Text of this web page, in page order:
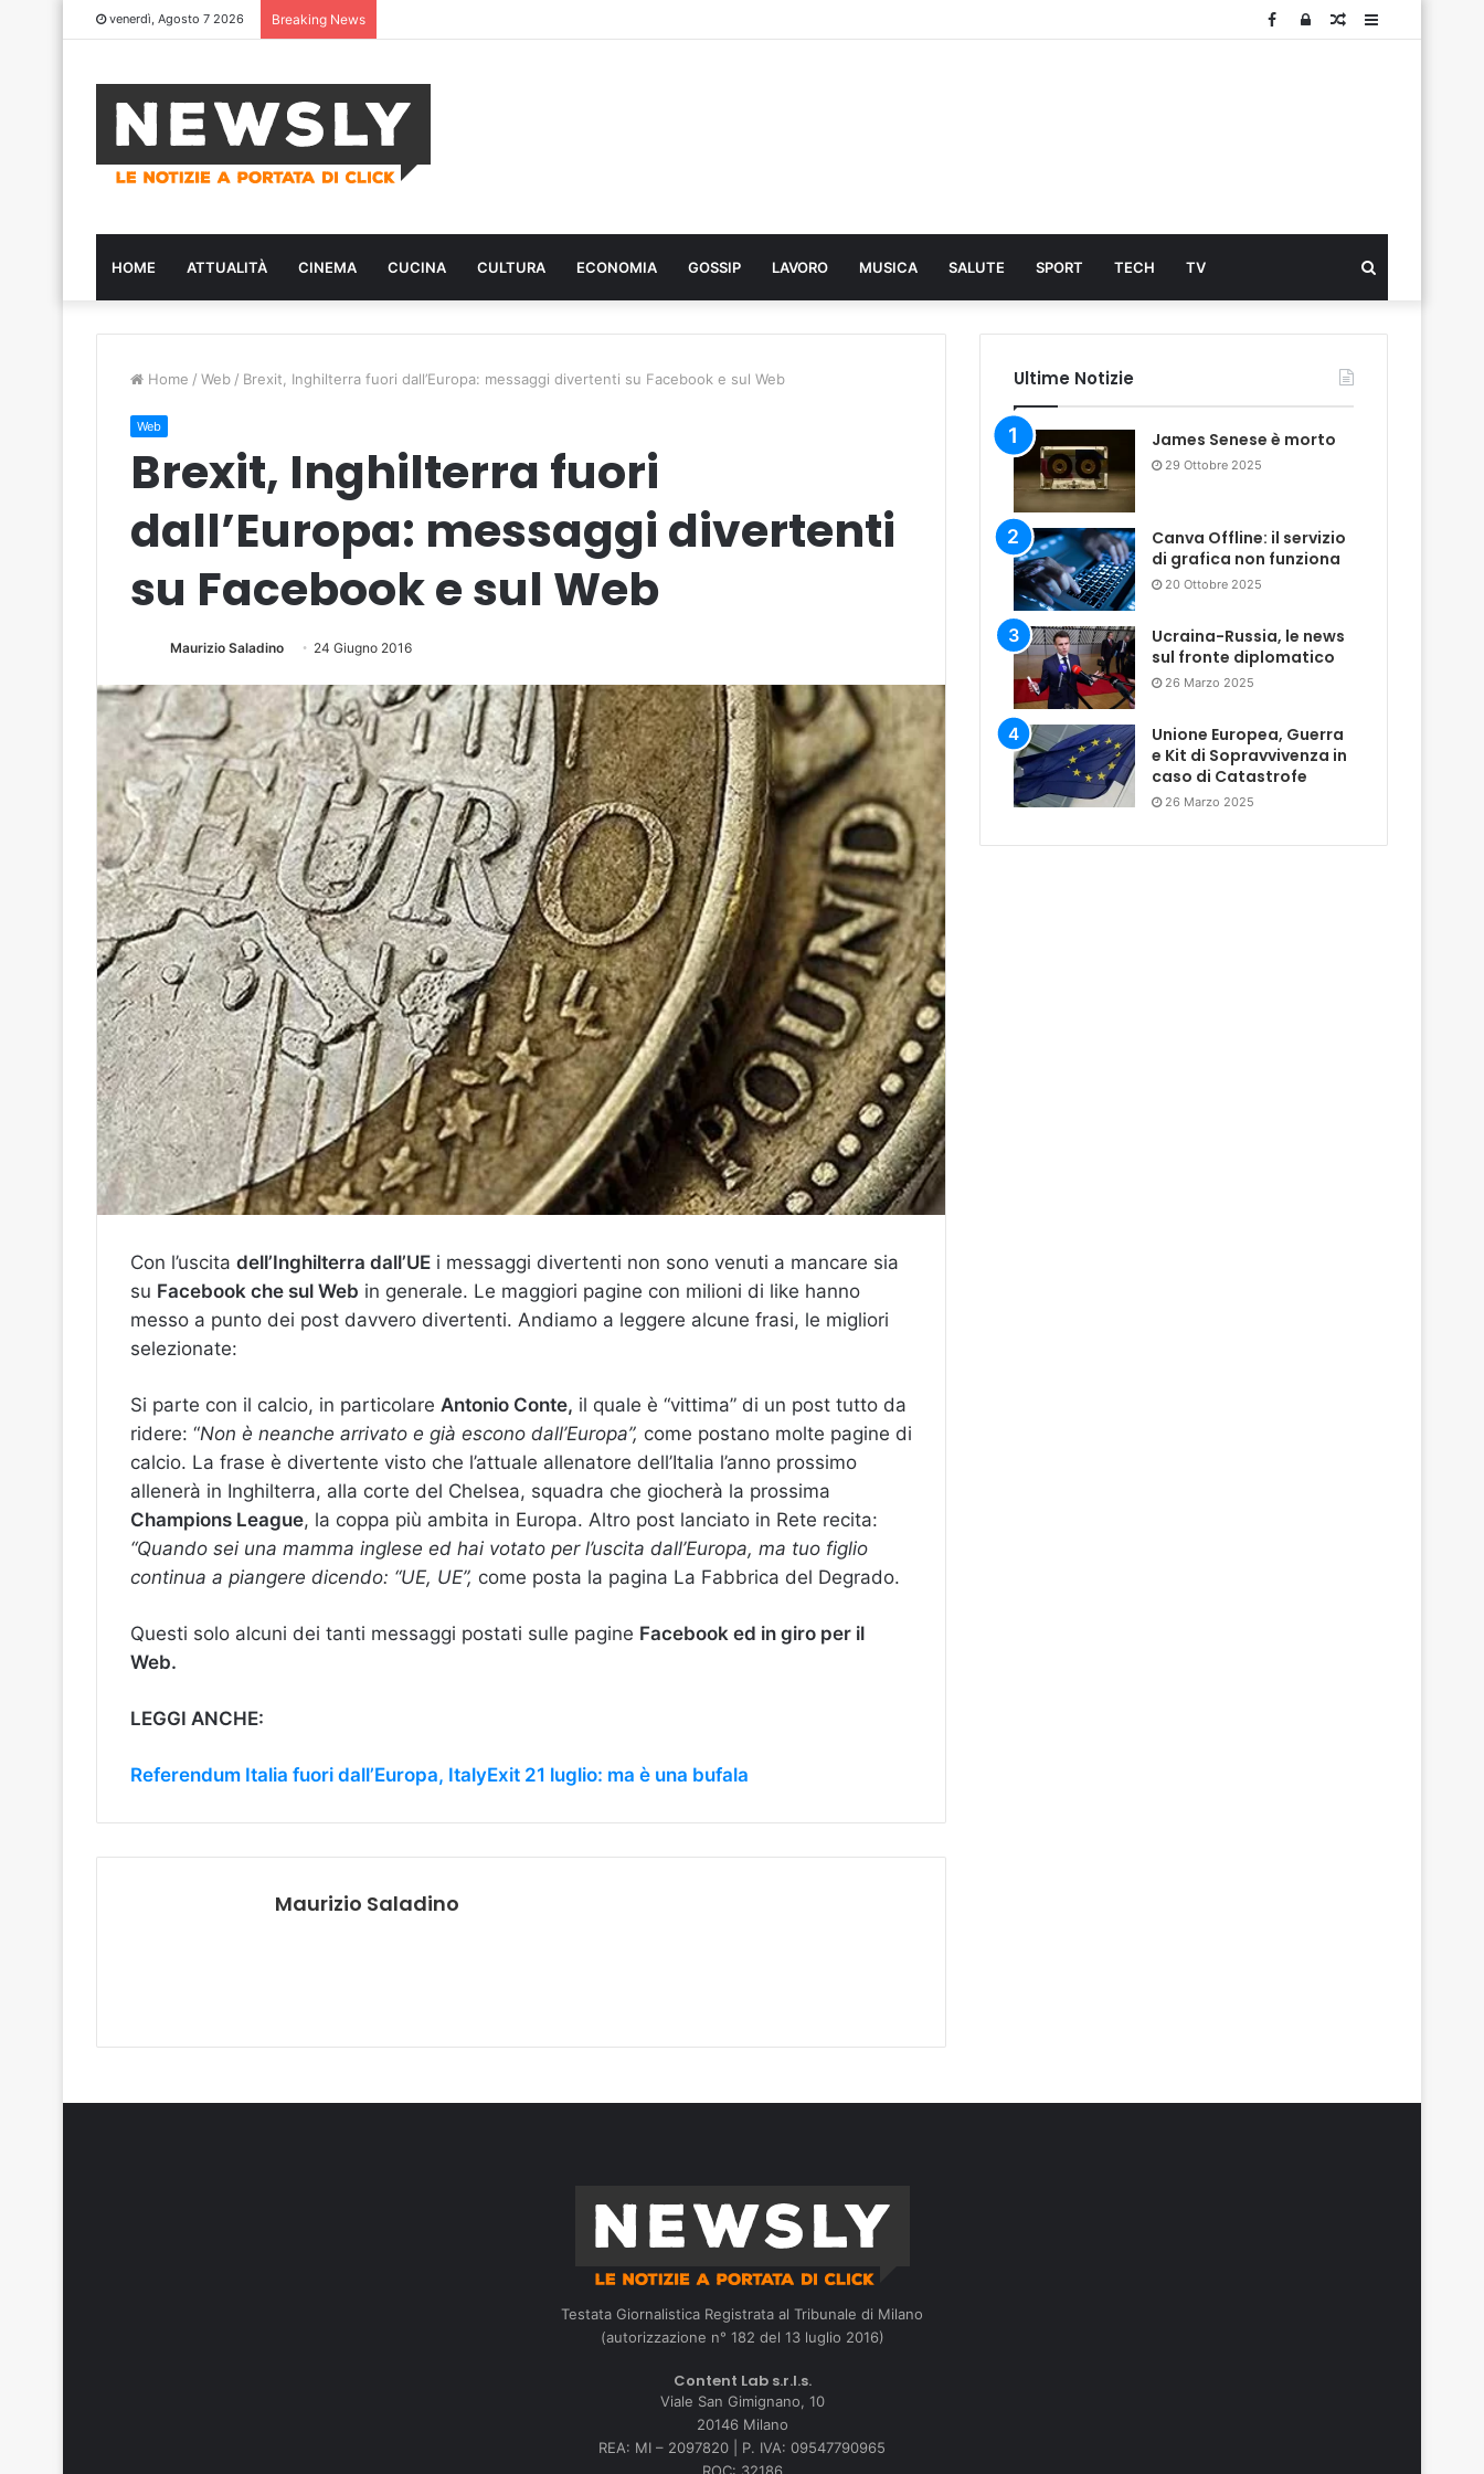
venerdì, Agosto 7 2026 Breaking News Sidebar
Articolo
Log
Facebook
HOME ATTUALITÀ CINEMA CUCINA CULTURA ECONOMIA GOSSIP LAVORO MUSICA SALUTE SPORT TECH TV
...
Home / Web / Brexit, Inghilterra fuori dall’Europa: messaggi divertenti su Facebook e sul Web
Web
Brexit, Inghilterra fuori
dall’Europa: messaggi divertenti
su Facebook e sul Web
Maurizio Saladino 24 Giugno 2016
Con l’uscita dell’Inghilterra dall’UE i messaggi divertenti non sono venuti a mancare sia
su Facebook che sul Web in generale. Le maggiori pagine con milioni di like hanno
messo a punto dei post davvero divertenti. Andiamo a leggere alcune frasi, le migliori
selezionate:
Si parte con il calcio, in particolare Antonio Conte, il quale è “vittima” di un post tutto da
ridere: “Non è neanche arrivato e già escono dall’Europa”, come postano molte pagine di
calcio. La frase è divertente visto che l’attuale allenatore dell’Italia l’anno prossimo
allenerà in Inghilterra, alla corte del Chelsea, squadra che giocherà la prossima
Champions League, la coppa più ambita in Europa. Altro post lanciato in Rete recita:
“Quando sei una mamma inglese ed hai votato per l’uscita dall’Europa, ma tuo figlio
continua a piangere dicendo: “UE, UE”, come posta la pagina La Fabbrica del Degrado.
Questi solo alcuni dei tanti messaggi postati sulle pagine Facebook ed in giro per il
Web.
LEGGI ANCHE:
Referendum Italia fuori dall’Europa, ItalyExit 21 luglio: ma è una bufala
Maurizio Saladino
Ultime Notizie
James Senese è morto
29 Ottobre 2025
Canva Offline: il servizio
di grafica non funziona
20 Ottobre 2025
Ucraina-Russia, le news
sul fronte diplomatico
26 Marzo 2025
Unione Europea, Guerra
e Kit di Sopravvivenza in
caso di Catastrofe
26 Marzo 2025
Testata Giornalistica Registrata al Tribunale di Milano
(autorizzazione n° 182 del 13 luglio 2016)
Content Lab s.r.l.s.
Viale San Gimignano, 10
20146 Milano
REA: MI – 2097820 | P. IVA: 09547790965